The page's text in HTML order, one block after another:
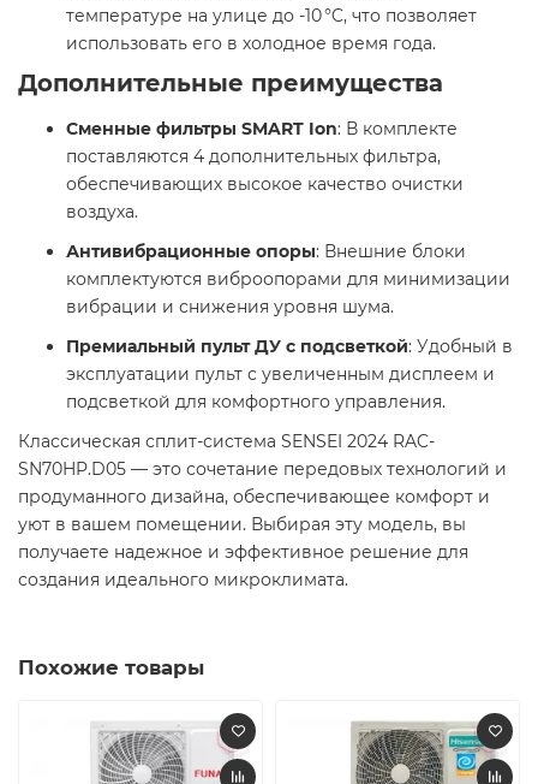
температуре на улице до -10 °C, что позволяет
использовать его в холодное время года. ​
Дополнительные преимущества
Сменные фильтры SMART Ion: В комплекте
поставляются 4 дополнительных фильтра,
обеспечивающих высокое качество очистки
воздуха. ​
Антивибрационные опоры: Внешние блоки
комплектуются виброопорами для минимизации
вибрации и снижения уровня шума. ​
Премиальный пульт ДУ с подсветкой: Удобный в
эксплуатации пульт с увеличенным дисплеем и
подсветкой для комфортного управления. ​
Классическая сплит-система SENSEI 2024 RAC-
SN70HP.D05 — это сочетание передовых технологий и
продуманного дизайна, обеспечивающее комфорт и
уют в вашем помещении. Выбирая эту модель, вы
получаете надежное и эффективное решение для
создания идеального микроклимата. ​
Похожие товары